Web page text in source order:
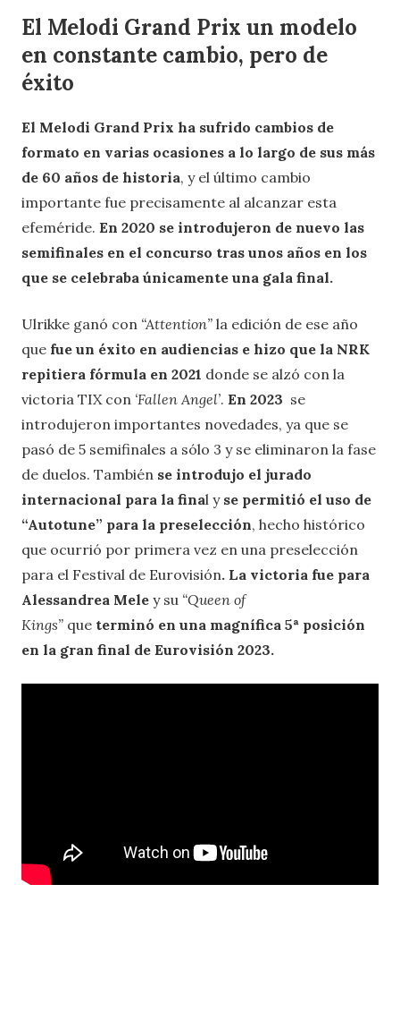
El Melodi Grand Prix un modelo
en constante cambio, pero de
éxito
El Melodi Grand Prix ha sufrido cambios de
formato en varias ocasiones a lo largo de sus más
de 60 años de historia, y el último cambio
importante fue precisamente al alcanzar esta
efeméride. En 2020 se introdujeron de nuevo las
semifinales en el concurso tras unos años en los
que se celebraba únicamente una gala final.
Ulrikke ganó con “Attention” la edición de ese año
que fue un éxito en audiencias e hizo que la NRK
repitiera fórmula en 2021 donde se alzó con la
victoria TIX con ‘Fallen Angel’. En 2023 se
introdujeron importantes novedades, ya que se
pasó de 5 semifinales a sólo 3 y se eliminaron la fase
de duelos. También se introdujo el jurado
internacional para la final y se permitió el uso de
“Autotune” para la preselección, hecho histórico
que ocurrió por primera vez en una preselección
para el Festival de Eurovisión. La victoria fue para
Alessandrea Mele y su “Queen of
Kings” que terminó en una magnífica 5ª posición
en la gran final de Eurovisión 2023.